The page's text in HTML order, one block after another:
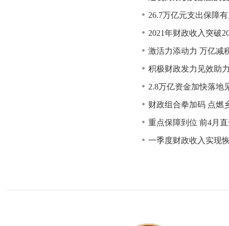
26.7万亿元支出保障
2021年财政收入突破
激活力添动力 万亿减
积极财政发力见效助
2.8万亿资金加快落地
财政组合拳加码 点燃
重点保障到位 前4月
一季度财政收入实现